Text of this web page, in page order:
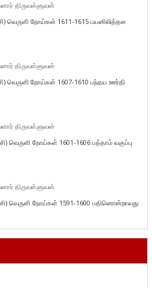
திருவள்ளுவன்
வெருளி நோய்கள் 1611-1615 பயனிலித்தள
திருவள்ளுவன்
வெருளி நோய்கள் 1607-1610 பந்தய ஊர்தி
திருவள்ளுவன்
வெருளி நோய்கள் 1601-1606 பத்தாம் வகுப்பு
திருவள்ளுவன்
வெருளி நோய்கள் 1591-1600 பதினொன்றாவது